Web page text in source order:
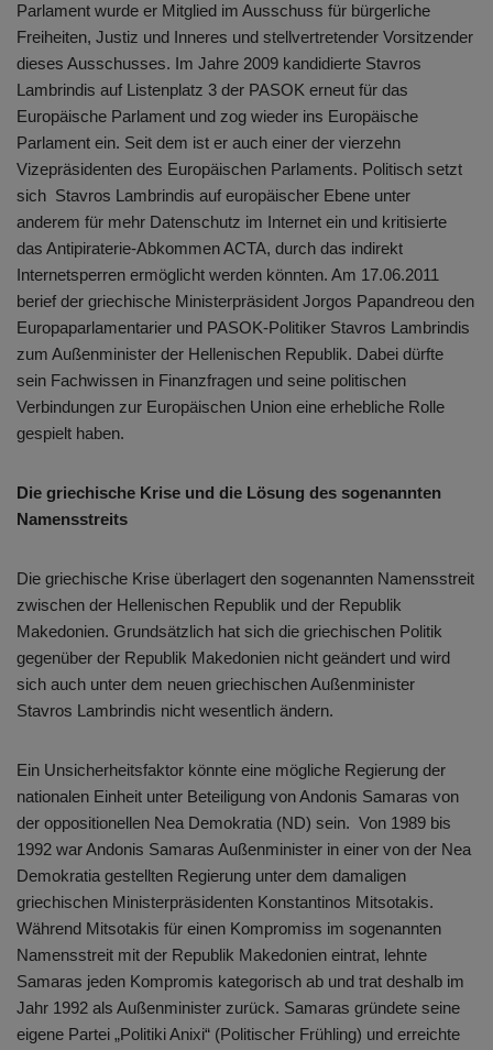
Parlament wurde er Mitglied im Ausschuss für bürgerliche
Freiheiten, Justiz und Inneres und stellvertretender Vorsitzender
dieses Ausschusses. Im Jahre 2009 kandidierte Stavros
Lambrindis auf Listenplatz 3 der PASOK erneut für das
Europäische Parlament und zog wieder ins Europäische
Parlament ein. Seit dem ist er auch einer der vierzehn
Vizepräsidenten des Europäischen Parlaments. Politisch setzt
sich Stavros Lambrindis auf europäischer Ebene unter
anderem für mehr Datenschutz im Internet ein und kritisierte
das Antipiraterie-Abkommen ACTA, durch das indirekt
Internetsperren ermöglicht werden könnten. Am 17.06.2011
berief der griechische Ministerpräsident Jorgos Papandreou den
Europaparlamentarier und PASOK-Politiker Stavros Lambrindis
zum Außenminister der Hellenischen Republik. Dabei dürfte
sein Fachwissen in Finanzfragen und seine politischen
Verbindungen zur Europäischen Union eine erhebliche Rolle
gespielt haben.
Die griechische Krise und die Lösung des sogenannten
Namensstreits
Die griechische Krise überlagert den sogenannten Namensstreit
zwischen der Hellenischen Republik und der Republik
Makedonien. Grundsätzlich hat sich die griechischen Politik
gegenüber der Republik Makedonien nicht geändert und wird
sich auch unter dem neuen griechischen Außenminister
Stavros Lambrindis nicht wesentlich ändern.
Ein Unsicherheitsfaktor könnte eine mögliche Regierung der
nationalen Einheit unter Beteiligung von Andonis Samaras von
der oppositionellen Nea Demokratia (ND) sein. Von 1989 bis
1992 war Andonis Samaras Außenminister in einer von der Nea
Demokratia gestellten Regierung unter dem damaligen
griechischen Ministerpräsidenten Konstantinos Mitsotakis.
Während Mitsotakis für einen Kompromiss im sogenannten
Namensstreit mit der Republik Makedonien eintrat, lehnte
Samaras jeden Kompromis kategorisch ab und trat deshalb im
Jahr 1992 als Außenminister zurück. Samaras gründete seine
eigene Partei „Politiki Anixi“ (Politischer Frühling) und erreichte